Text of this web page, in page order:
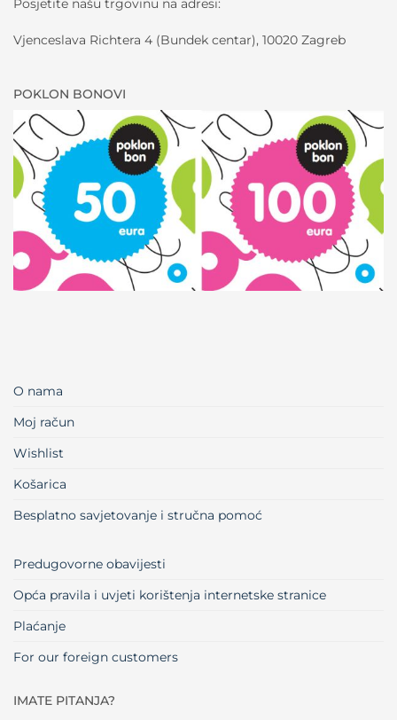
Posjetite našu trgovinu na adresi:
Vjenceslava Richtera 4 (Bundek centar), 10020 Zagreb
POKLON BONOVI
O nama
Moj račun
Wishlist
Košarica
Besplatno savjetovanje i stručna pomoć
Predugovorne obavijesti
Opća pravila i uvjeti korištenja internetske stranice
Plaćanje
For our foreign customers
IMATE PITANJA?